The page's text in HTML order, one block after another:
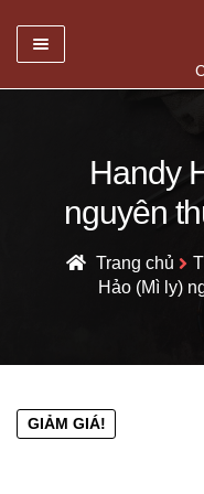
Danh mục
GIỚI THIỆU
SẢN PHẨM
HỎI ĐÁP
Handy
nguyên
Trang chủ
Hảo (Mì ly)
GIẢM GIÁ!